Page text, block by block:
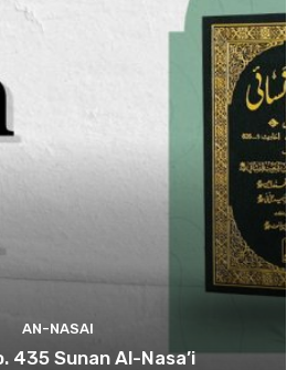
AN-NASAI
435 Sunan Al-Nasa’i